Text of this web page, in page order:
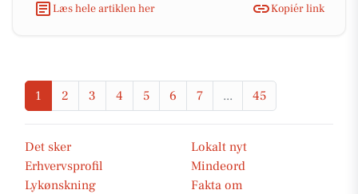
Læs hele artiklen her
Kopiér link
1 2 3 4 5 6 7 ... 45
Det sker
Lokalt nyt
Erhvervsprofil
Mindeord
Lykønskning
Fakta om